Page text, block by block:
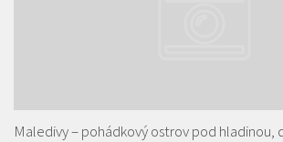
Maledivy – pohádkový ostrov pod hladinou,